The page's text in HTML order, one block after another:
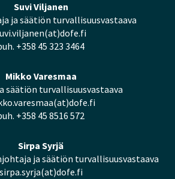
Suvi Viljanen
ja säätiön turvallisuusvastaava
+358 45 323 3464
Mikko Varesmaa
säätiön turvallisuusvastaava
+358 45 8516 572
Sirpa Syrjä
ja säätiön turvallisuusvastaava
sirpa.syrja(at)dofe.fi